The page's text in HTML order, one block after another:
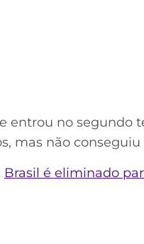
entrou no segundo
mas não
Brasil é eliminado